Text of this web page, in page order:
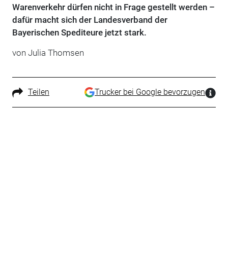
Warenverkehr dürfen nicht in Frage gestellt werden –
dafür macht sich der Landesverband der
Bayerischen Spediteure jetzt stark.
von Julia Thomsen
Teilen Trucker bei Google bevorzugen